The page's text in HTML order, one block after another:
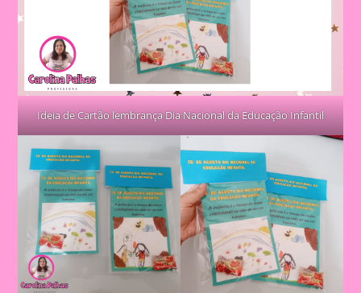
Ideia de Cartão lembrança Dia Nacional da Educação Infantil